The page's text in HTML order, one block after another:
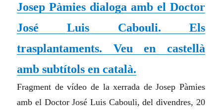
Josep Pàmies dialoga amb el Doctor
José Luis Cabouli. Els
trasplantaments. Veu en castellà
amb subtítols en català.
Fragment de vídeo de la xerrada de Josep Pàmies
amb el Doctor José Luis Cabouli, del divendres, 20